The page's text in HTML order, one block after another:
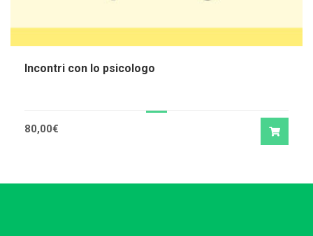
Incontri con lo psicologo
80,00€